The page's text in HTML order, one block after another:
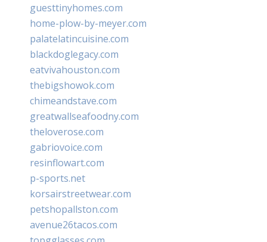
guesttinyhomes.com
home-plow-by-meyer.com
palatelatincuisine.com
blackdoglegacy.com
eatvivahouston.com
thebigshowok.com
chimeandstave.com
greatwallseafoodny.com
theloverose.com
gabriovoice.com
resinflowart.com
p-sports.net
korsairstreetwear.com
petshopallston.com
avenue26tacos.com